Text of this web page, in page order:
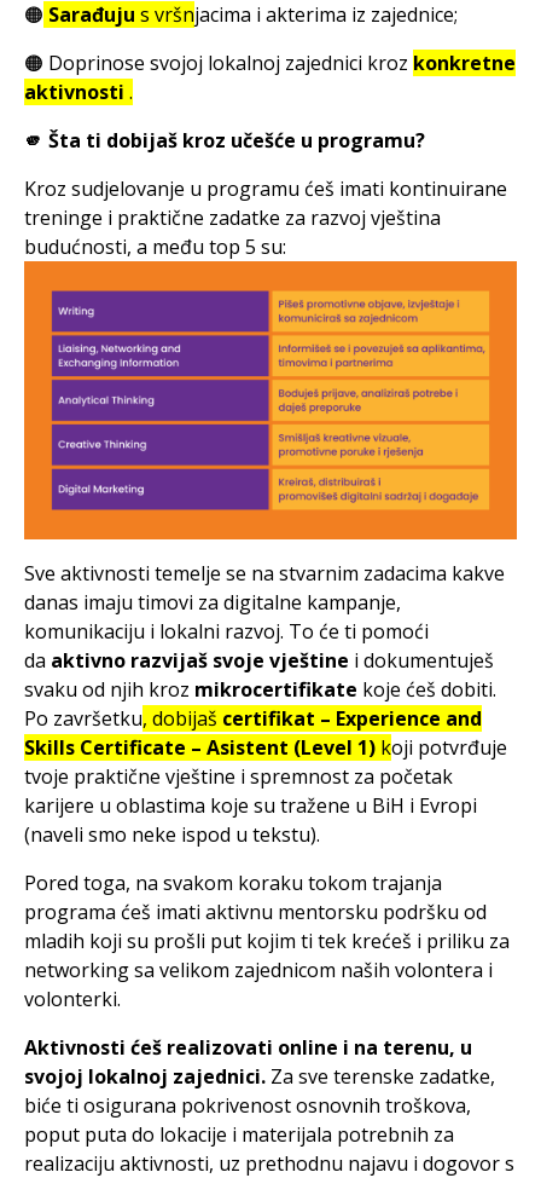
🟠 Sarađuju s vršnjacima i akterima iz zajednice;
🟠 Doprinose svojoj lokalnoj zajednici kroz konkretne
aktivnosti .
🫵 Šta ti dobijaš kroz učešće u programu?
Kroz sudjelovanje u programu ćeš imati kontinuirane
treninge i praktične zadatke za razvoj vještina
budućnosti, a među top 5 su:
Sve aktivnosti temelje se na stvarnim zadacima kakve
danas imaju timovi za digitalne kampanje,
komunikaciju i lokalni razvoj. To će ti pomoći
da aktivno razvijaš svoje vještine i dokumentuješ
svaku od njih kroz mikrocertifikate koje ćeš dobiti.
Po završetku, dobijaš certifikat – Experience and
Skills Certificate – Asistent (Level 1) koji potvrđuje
tvoje praktične vještine i spremnost za početak
karijere u oblastima koje su tražene u BiH i Evropi
(naveli smo neke ispod u tekstu).
Pored toga, na svakom koraku tokom trajanja
programa ćeš imati aktivnu mentorsku podršku od
mladih koji su prošli put kojim ti tek krećeš i priliku za
networking sa velikom zajednicom naših volontera i
volonterki.
Aktivnosti ćeš realizovati online i na terenu, u
svojoj lokalnoj zajednici. Za sve terenske zadatke,
biće ti osigurana pokrivenost osnovnih troškova,
poput puta do lokacije i materijala potrebnih za
realizaciju aktivnosti, uz prethodnu najavu i dogovor s